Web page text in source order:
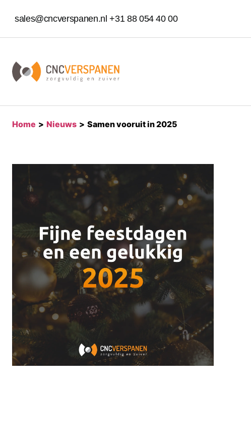
sales@cncverspanen.nl +31 88 054 40 00
home > nieuws > samen vooruit in 2025